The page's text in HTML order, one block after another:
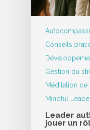
Conseils
Gestion du
Méditation
Mindful
Leader
jouer un